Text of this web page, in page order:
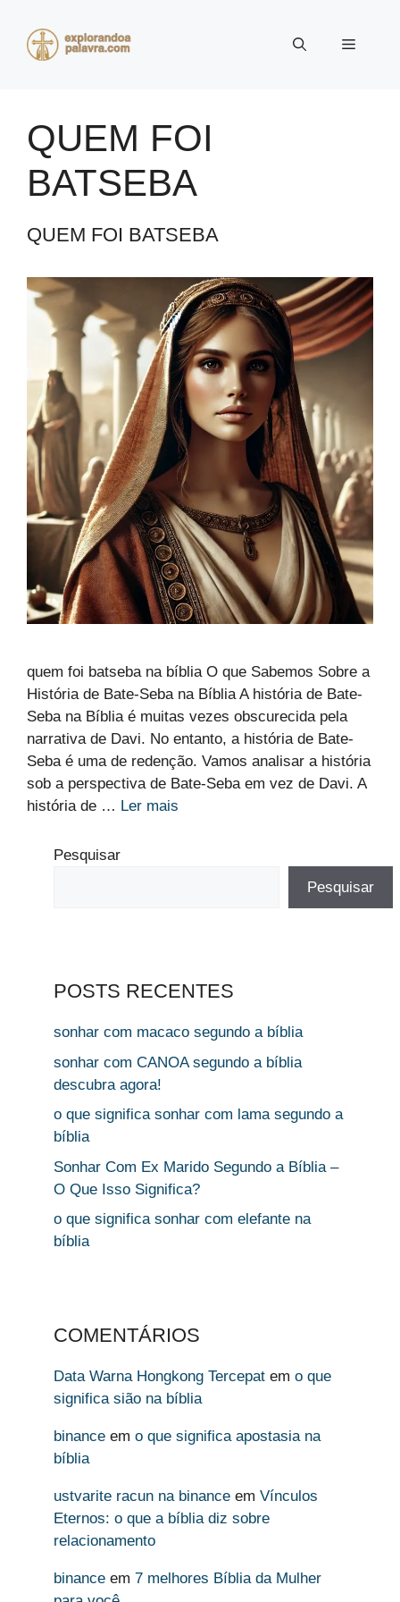
Menu
QUEM FOI
BATSEBA
QUEM FOI BATSEBA
quem foi batseba na bíblia O que Sabemos Sobre a
História de Bate-Seba na Bíblia A história de Bate-
Seba na Bíblia é muitas vezes obscurecida pela
narrativa de Davi. No entanto, a história de Bate-
Seba é uma de redenção. Vamos analisar a história
sob a perspectiva de Bate-Seba em vez de Davi. A
história de … Ler mais
Pesquisar
Pesquisar
POSTS RECENTES
sonhar com macaco segundo a bíblia
sonhar com CANOA segundo a bíblia
descubra agora!
o que significa sonhar com lama segundo a
bíblia
Sonhar Com Ex Marido Segundo a Bíblia –
O Que Isso Significa?
o que significa sonhar com elefante na
bíblia
COMENTÁRIOS
Data Warna Hongkong Tercepat em o que
significa sião na bíblia
binance em o que significa apostasia na
bíblia
ustvarite racun na binance em Vínculos
Eternos: o que a bíblia diz sobre
relacionamento
binance em 7 melhores Bíblia da Mulher